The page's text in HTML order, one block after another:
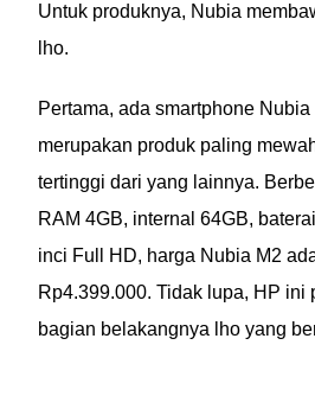
Untuk produknya, Nubia
lho.
Pertama, ada smartphone
merupakan produk paling
tertinggi dari yang lainnya.
RAM 4GB, internal 64GB,
inci Full HD, harga Nubia M2
Rp4.399.000. Tidak lupa, HP ini
bagian belakangnya lho yang